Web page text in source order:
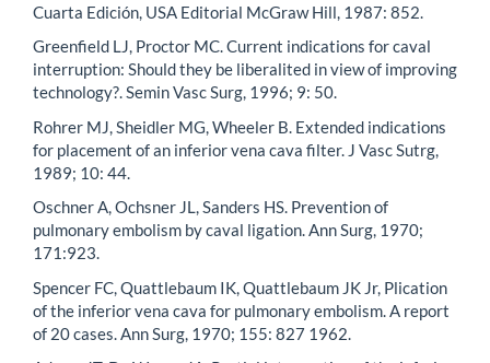
Cuarta Edición, USA Editorial McGraw Hill, 1987: 852.
Greenfield LJ, Proctor MC. Current indications for caval
interruption: Should they be liberalited in view of improving
technology?. Semin Vasc Surg, 1996; 9: 50.
Rohrer MJ, Sheidler MG, Wheeler B. Extended indications
for placement of an inferior vena cava filter. J Vasc Sutrg,
1989; 10: 44.
Oschner A, Ochsner JL, Sanders HS. Prevention of
pulmonary embolism by caval ligation. Ann Surg, 1970;
171:923.
Spencer FC, Quattlebaum IK, Quattlebaum JK Jr, Plication
of the inferior vena cava for pulmonary embolism. A report
of 20 cases. Ann Surg, 1970; 155: 827 1962.